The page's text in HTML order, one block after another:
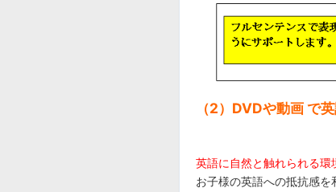
（2）DVDや動画 で
英語に自然と触れられる
お子様の英語への抵抗感を